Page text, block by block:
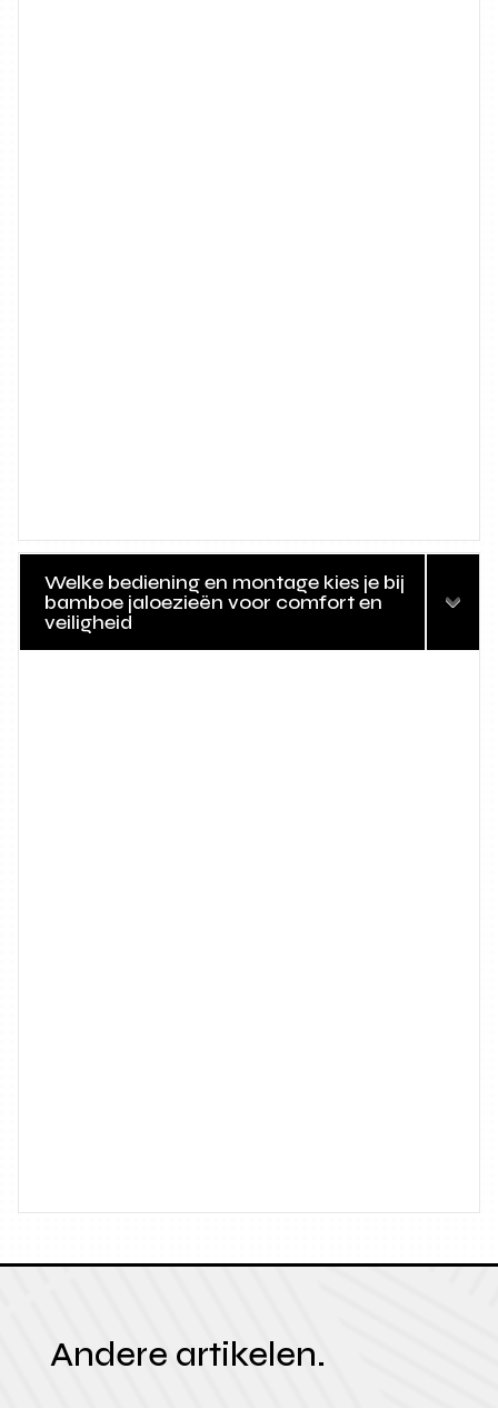
Welke bediening en montage kies je bij
bamboe jaloezieën voor comfort en
veiligheid
Andere artikelen.